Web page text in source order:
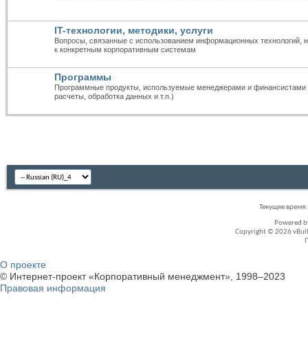
IT-технологии, методики, услуги
Вопросы, связанные с использованием информационных технологий,
к конкретным корпоративным системам
Программы
Программные продукты, используемые менеджерами и финансистами
расчеты, обработка данных и т.п.)
Текущее время:
Powered
Copyright © 2026
О проекте
© Интернет-проект «Корпоративный менеджмент», 1998–2023
Правовая информация